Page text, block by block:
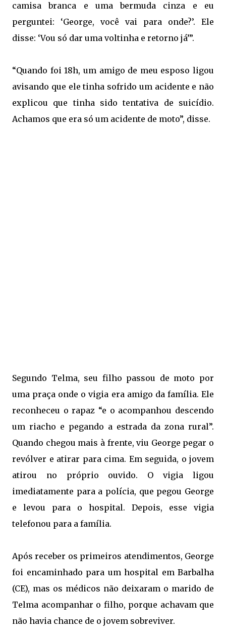
camisa branca e uma bermuda cinza e eu
perguntei: ‘George, você vai para onde?’. Ele
disse: ‘Vou só dar uma voltinha e retorno já’”.
“Quando foi 18h, um amigo de meu esposo ligou
avisando que ele tinha sofrido um acidente e não
explicou que tinha sido tentativa de suicídio.
Achamos que era só um acidente de moto”, disse.
Segundo Telma, seu filho passou de moto por
uma praça onde o vigia era amigo da família. Ele
reconheceu o rapaz “e o acompanhou descendo
um riacho e pegando a estrada da zona rural”.
Quando chegou mais à frente, viu George pegar o
revólver e atirar para cima. Em seguida, o jovem
atirou no próprio ouvido. O vigia ligou
imediatamente para a polícia, que pegou George
e levou para o hospital. Depois, esse vigia
telefonou para a família.
Após receber os primeiros atendimentos, George
foi encaminhado para um hospital em Barbalha
(CE), mas os médicos não deixaram o marido de
Telma acompanhar o filho, porque achavam que
não havia chance de o jovem sobreviver.